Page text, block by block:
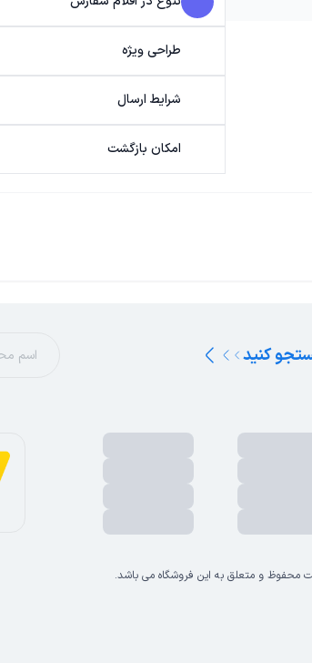
طراحی ویژه
شرایط ارسال
امکان بازگشت
کنید
محفوظ و متعلق به این فروشگاه می باشد.